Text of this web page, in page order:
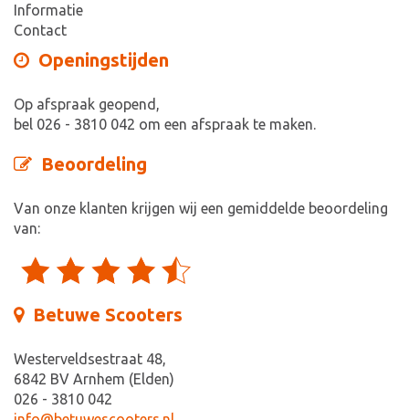
Informatie
Contact
Openingstijden
Op afspraak geopend,
bel 026 - 3810 042 om een afspraak te maken.
Beoordeling
Van onze klanten krijgen wij een gemiddelde beoordeling
van:
Betuwe Scooters
Westerveldsestraat 48,
6842 BV Arnhem (Elden)
026 - 3810 042